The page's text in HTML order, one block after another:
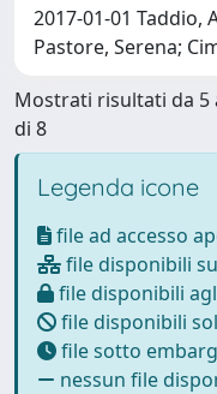
2017-01-01 Taddio,
Pastore, Serena;
Mostrati risultati da 5
di 8
Legenda icone
file ad accesso
file disponibili
file disponibili
file disponibili
file sotto
nessun file